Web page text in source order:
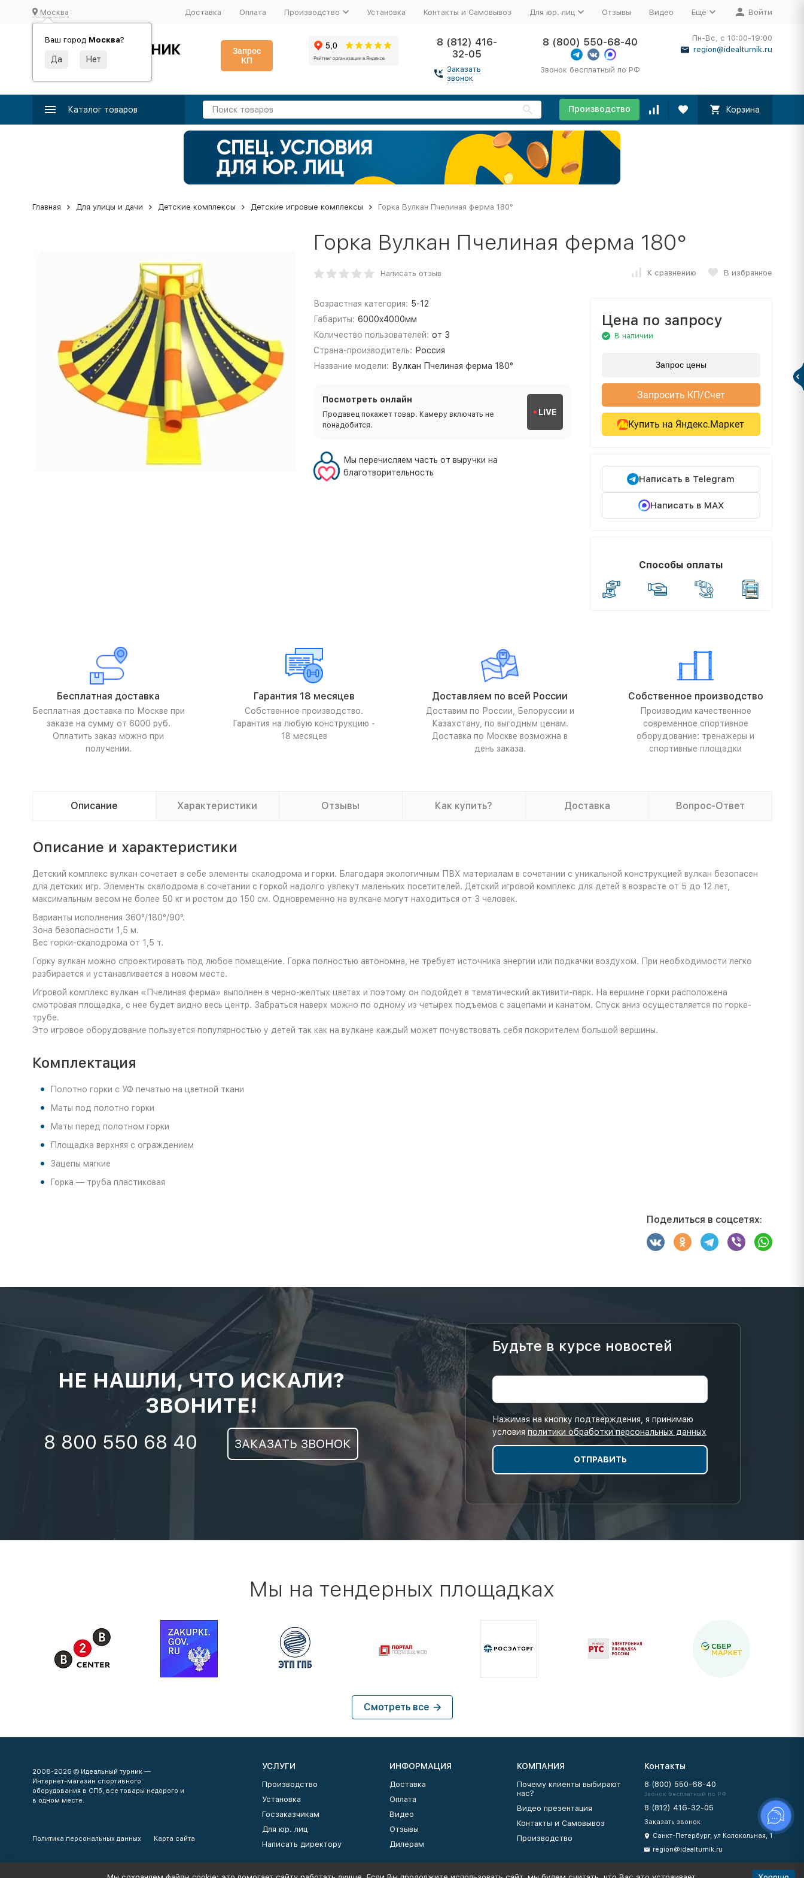
Москва
Ваш город Москва?
Доставка Оплата Производство Установка Контакты и Самовывоз Для юр. лиц Отзывы Видео Ещё Войти
ИДЕАЛЬНЫЙ ТУРНИК
Производство и поставка спортивного оборудования
Запрос
КП
8 (812) 416-
32-05
Заказать
звонок
8 (800) 550-68-40
Звонок бесплатный по РФ
Пн-Вс, с 10:00-19:00
region@idealturnik.ru
Каталог товаров Производство Корзина
Главная Для улицы и дачи Детские комплексы Детские игровые комплексы Горка Вулкан Пчелиная ферма 180°
Горка Вулкан Пчелиная ферма 180°
Написать отзыв К сравнению В избранное
Возрастная категория: 5-12
Габариты: 6000x4000мм
Количество пользователей: от 3
Страна-производитель: Россия
Название модели: Вулкан Пчелиная ферма 180°
Посмотреть онлайн
Продавец покажет товар. Камеру включать не
понадобится.
LIVE
Мы перечисляем часть от выручки на
благотворительность
Цена по запросу
В наличии
Запрос цены
Запросить КП/Счет
Купить на Яндекс.Маркет
Написать в Telegram
Написать в MAX
Способы оплаты
Бесплатная доставка
Бесплатная доставка по Москве при
заказе на сумму от 6000 руб.
Оплатить заказ можно при
получении.
Гарантия 18 месяцев
Собственное производство.
Гарантия на любую конструкцию -
18 месяцев
Доставляем по всей России
Доставим по России, Белоруссии и
Казахстану, по выгодным ценам.
Доставка по Москве возможна в
день заказа.
Собственное производство
Производим качественное
современное спортивное
оборудование: тренажеры и
спортивные площадки
Описание Характеристики Отзывы Как купить? Доставка Вопрос-Ответ
Описание и характеристики
Детский комплекс вулкан сочетает в себе элементы скалодрома и горки. Благодаря экологичным ПВХ материалам в сочетании с уникальной конструкцией вулкан безопасен
для детских игр. Элементы скалодрома в сочетании с горкой надолго увлекут маленьких посетителей. Детский игровой комплекс для детей в возрасте от 5 до 12 лет,
максимальным весом не более 50 кг и ростом до 150 см. Одновременно на вулкане могут находиться от 3 человек.
Варианты исполнения 360°/180°/90°.
Зона безопасности 1,5 м.
Вес горки-скалодрома от 1,5 т.
Горку вулкан можно спроектировать под любое помещение. Горка полностью автономна, не требует источника энергии или подкачки воздухом. При необходимости легко
разбирается и устанавливается в новом месте.
Игровой комплекс вулкан «Пчелиная ферма» выполнен в черно-желтых цветах и поэтому он подойдет в тематический активити-парк. На вершине горки расположена
смотровая площадка, с нее будет видно весь центр. Забраться наверх можно по одному из четырех подъемов с зацепами и канатом. Спуск вниз осуществляется по горке-
трубе.
Это игровое оборудование пользуется популярностью у детей так как на вулкане каждый может почувствовать себя покорителем большой вершины.
Комплектация
Полотно горки с УФ печатью на цветной ткани
Маты под полотно горки
Маты перед полотном горки
Площадка верхняя с ограждением
Зацепы мягкие
Горка — труба пластиковая
Поделиться в соцсетях:
НЕ НАШЛИ, ЧТО ИСКАЛИ?
ЗВОНИТЕ!
8 800 550 68 40 ЗАКАЗАТЬ ЗВОНОК
Будьте в курсе новостей
Нажимая на кнопку подтверждения, я принимаю
условия политики обработки персональных данных
Мы на тендерных площадках
Смотреть все
2008-2026 © Идеальный турник —
Интернет-магазин спортивного
оборудования в СПб, все товары недорого и
в одном месте.
Политика персональных данных Карта сайта
УСЛУГИ
Производство
Установка
Госзаказчикам
Для юр. лиц
Написать директору
ИНФОРМАЦИЯ
Доставка
Оплата
Видео
Отзывы
Дилерам
КОМПАНИЯ
Почему клиенты выбирают
нас?
Видео презентация
Контакты и Самовывоз
Производство
Контакты
8 (800) 550-68-40
Звонок бесплатный по РФ
8 (812) 416-32-05
Заказать звонок
Санкт-Петербург, ул Колокольная, 1
region@idealturnik.ru